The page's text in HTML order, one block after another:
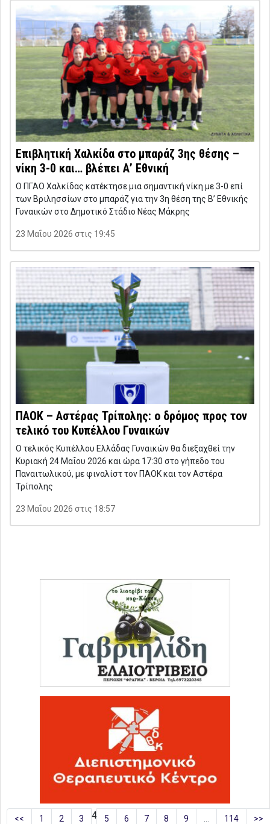
Επιβλητική Χαλκίδα στο μπαράζ 3ης θέσης –
νίκη 3-0 και… βλέπει Α’ Εθνική
Ο ΠΓΑΟ Χαλκίδας κατέκτησε μια σημαντική νίκη με 3-0 επί
των Βριλησσίων στο μπαράζ για την 3η θέση της Β’ Εθνικής
Γυναικών στο Δημοτικό Στάδιο Νέας Μάκρης
23 Μαΐου 2026 στις 19:45
ΠΑΟΚ – Αστέρας Τρίπολης: ο δρόμος προς τον
τελικό του Κυπέλλου Γυναικών
Ο τελικός Κυπέλλου Ελλάδας Γυναικών θα διεξαχθεί την
Κυριακή 24 Μαΐου 2026 και ώρα 17:30 στο γήπεδο του
Παναιτωλικού, με φιναλίστ τον ΠΑΟΚ και τον Αστέρα
Τρίπολης
23 Μαΐου 2026 στις 18:57
<< 1 2 3 4 5 6 7 8 9 114 >>